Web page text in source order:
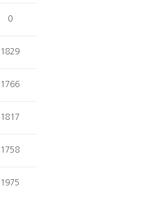
0
1829
1766
1817
1758
1975